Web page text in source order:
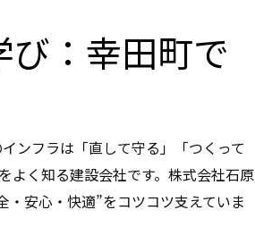
：幸田町で
ンフラは「直して守る」「つくって
よく知る建設会社です。株式会社石原
・安心・快適”をコツコツ支えていま